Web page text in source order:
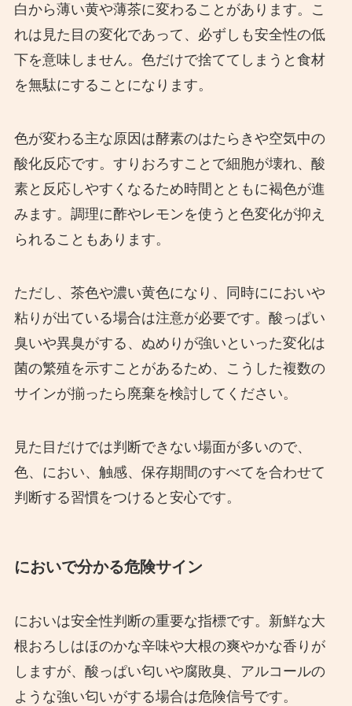
白から薄い黄や薄茶に変わることがあります。こ
れは見た目の変化であって、必ずしも安全性の低
下を意味しません。色だけで捨ててしまうと食材
を無駄にすることになります。
色が変わる主な原因は酵素のはたらきや空気中の
酸化反応です。すりおろすことで細胞が壊れ、酸
素と反応しやすくなるため時間とともに褐色が進
みます。調理に酢やレモンを使うと色変化が抑え
られることもあります。
ただし、茶色や濃い黄色になり、同時ににおいや
粘りが出ている場合は注意が必要です。酸っぱい
臭いや異臭がする、ぬめりが強いといった変化は
菌の繁殖を示すことがあるため、こうした複数の
サインが揃ったら廃棄を検討してください。
見た目だけでは判断できない場面が多いので、
色、におい、触感、保存期間のすべてを合わせて
判断する習慣をつけると安心です。
においで分かる危険サイン
においは安全性判断の重要な指標です。新鮮な大
根おろしはほのかな辛味や大根の爽やかな香りが
しますが、酸っぱい匂いや腐敗臭、アルコールの
ような強い匂いがする場合は危険信号です。